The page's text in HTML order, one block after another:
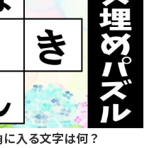
入る文字は何？